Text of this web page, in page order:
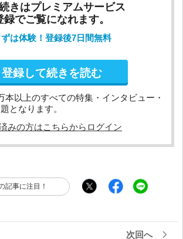
きはプレミアムサービス
録でご覧になれます。
ずは体験！登録後7日間無料
登録して続きを読む
本以上のすべての特集・インタビュー・
となります。
みの方はこちらからログイン
記事に注目！
次回へ